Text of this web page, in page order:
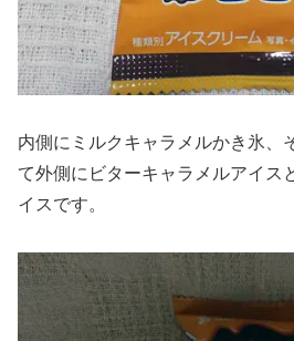
内側にミルクキャラメルかき氷、
て外側にビターキャラメルアイス
イスです。